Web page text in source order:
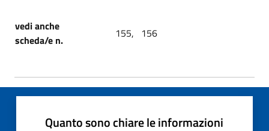
vedi anche
scheda/e n.
155, 156
Quanto sono chiare le informazioni